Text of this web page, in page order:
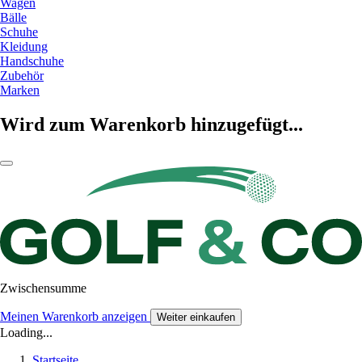
Wagen
Bälle
Schuhe
Kleidung
Handschuhe
Zubehör
Marken
Wird zum Warenkorb hinzugefügt...
Zwischensumme
Meinen Warenkorb anzeigen Weiter einkaufen
Loading...